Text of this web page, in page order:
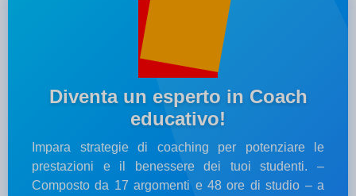
Diventa un esperto in Coach
educativo!
Impara strategie di coaching per potenziare le
prestazioni e il benessere dei tuoi studenti. –
Composto da 17 argomenti e 48 ore di studio – a